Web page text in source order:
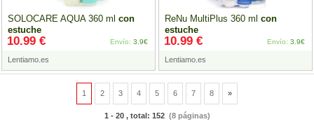
SOLOCARE AQUA 360 ml con
estuche
Lentiamo.es
10.99 € Envío: 3.9€
ReNu MultiPlus 360 ml con
estuche
Lentiamo.es
10.99 € Envío: 3.9€
1 2 3 4 5 6 7 8 »
1 - 20 , total: 152(8 páginas)